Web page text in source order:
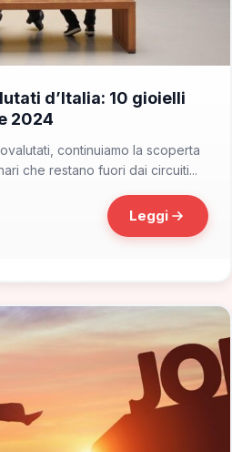
d’Italia: 10 gioielli
2024
continuiamo la scoperta
che restano fuori dai circuiti...
Leggi